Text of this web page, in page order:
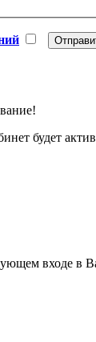
будет
входе в